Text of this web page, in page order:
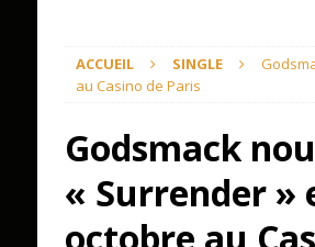
ACCUEIL SINGLE
au Casino de Paris
Godsmack
« Surrender »